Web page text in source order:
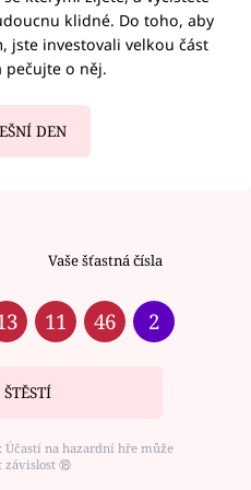
klidné. Do toho, aby
jste investovali velkou část
pečujte o něj.
DEN
Vaše šťastná čísla
11 46 2
na hazardní hře může
závislost ⑱